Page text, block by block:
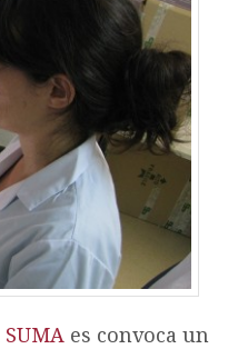
SUMA es convoca un